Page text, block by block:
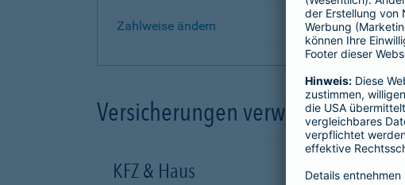
Zahlweise ändern
Versicherungen verwalten
KFZ & Haus